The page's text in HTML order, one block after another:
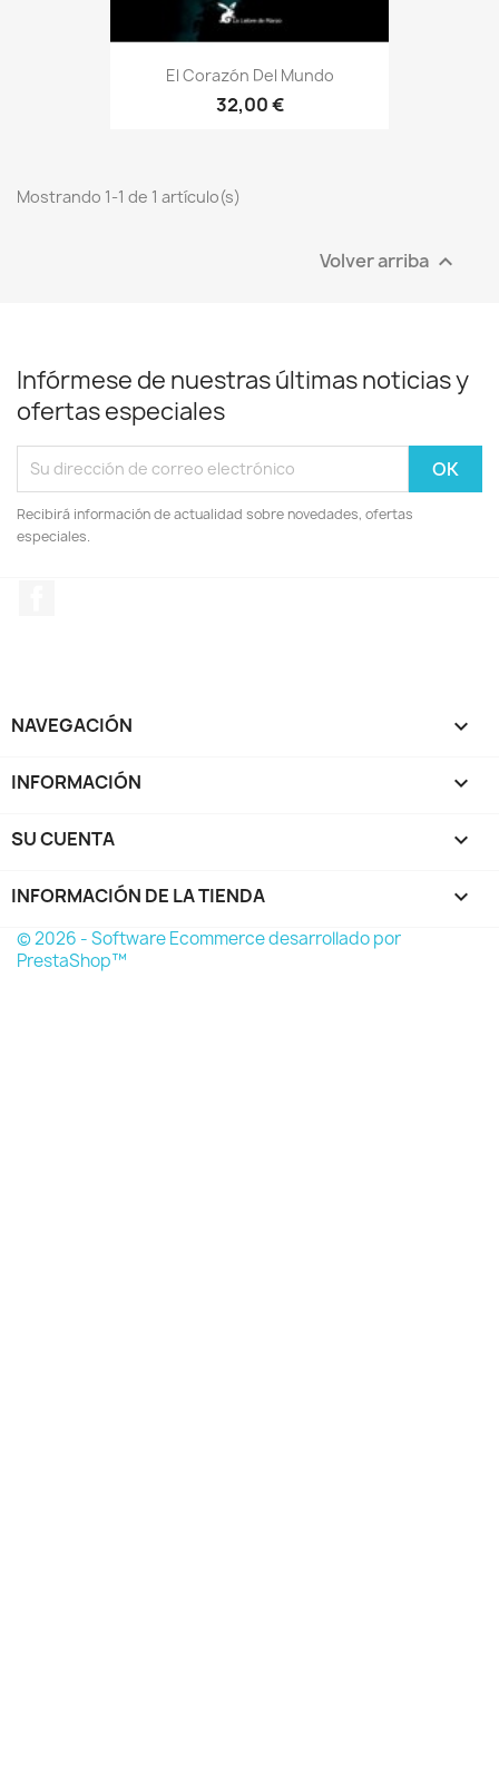
El Corazón Del Mundo
32,00 €
Mostrando 1-1 de 1 artículo(s)
Volver arriba 
Infórmese de nuestras últimas noticias y
ofertas especiales
Recibirá información de actualidad sobre novedades, ofertas
especiales.
NAVEGACIÓN 
INFORMACIÓN 
SU CUENTA 
INFORMACIÓN DE LA TIENDA keyboard_arrow_down
© 2026 - Software Ecommerce desarrollado por
PrestaShop™